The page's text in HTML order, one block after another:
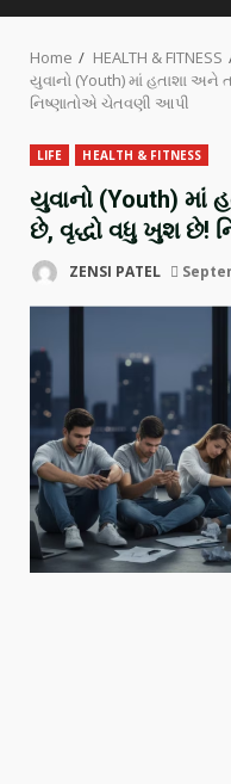
Home
HEALTH & FITNESS
યુવાનો (Youth) માં હતાશા અને
નિષ્ણાતોએ ચેતવણી આપી
LIFE HEALTH & FITNESS
યુવાનો (Youth) માં
છે, વૃદ્ધો વધુ ખુશ છે!
ZENSI PATEL